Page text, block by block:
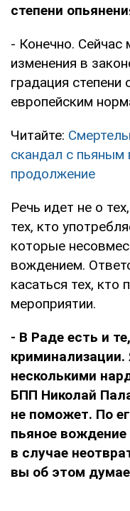
степени
- Конечно.
изменения в
градация степени
европейским
Читайте:
скандал с пьяным
продолжение
Речь идет не о
тех, кто
которые
вождением.
касаться тех, кто
мероприятии.
- В Раде есть и
криминализации.
несколькими
БПП Николай
не поможет. По
пьяное
в случае
вы об этом